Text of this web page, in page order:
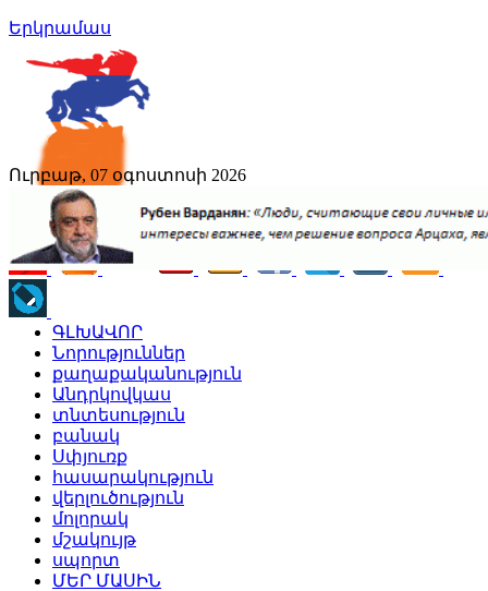
Երկրամաս
Ուրբաթ, 07 օգոստոսի 2026
ԳԼԽԱՎՈՐ
Նորություններ
քաղաքականություն
Անդրկովկաս
տնտեսություն
բանակ
Սփյուռք
հասարակություն
վերլուծություն
մոլորակ
մշակույթ
սպորտ
ՄԵՐ ՄԱՍԻՆ